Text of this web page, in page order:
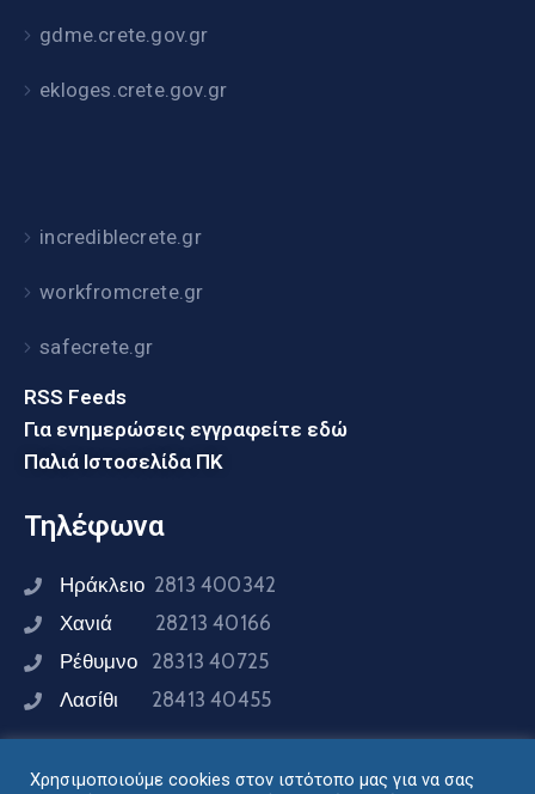
gdme.crete.gov.gr
ekloges.crete.gov.gr
incrediblecrete.gr
workfromcrete.gr
safecrete.gr
RSS Feeds
Για ενημερώσεις εγγραφείτε εδώ
Παλιά Ιστοσελίδα ΠΚ
Τηλέφωνα
Ηράκλειο 2813 400342
Χανιά 28213 40166
Ρέθυμνο 28313 40725
Λασίθι 28413 40455
Χρησιμοποιούμε cookies στον ιστότοπο μας για να σας